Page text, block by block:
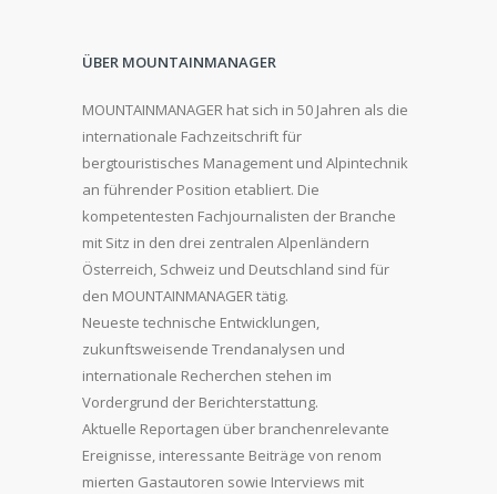
ÜBER MOUNTAINMANAGER
MOUNTAINMANAGER hat sich in 50 Jahren als die
internationale Fachzeitschrift für
bergtouristisches Management und Alpintechnik
an führender Position etabliert. Die
kompetentesten Fachjournalisten der Branche
mit Sitz in den drei zentralen Alpenländern
Österreich, Schweiz und Deutschland sind für
den MOUNTAINMANAGER tätig.
Neueste technische Entwicklungen,
zukunftsweisende Trendanalysen und
internationale Recherchen stehen im
Vordergrund der Berichterstattung.
Aktuelle Reportagen über branchenrelevante
Ereignisse, interessante Beiträge von renom
mierten Gastautoren sowie Interviews mit